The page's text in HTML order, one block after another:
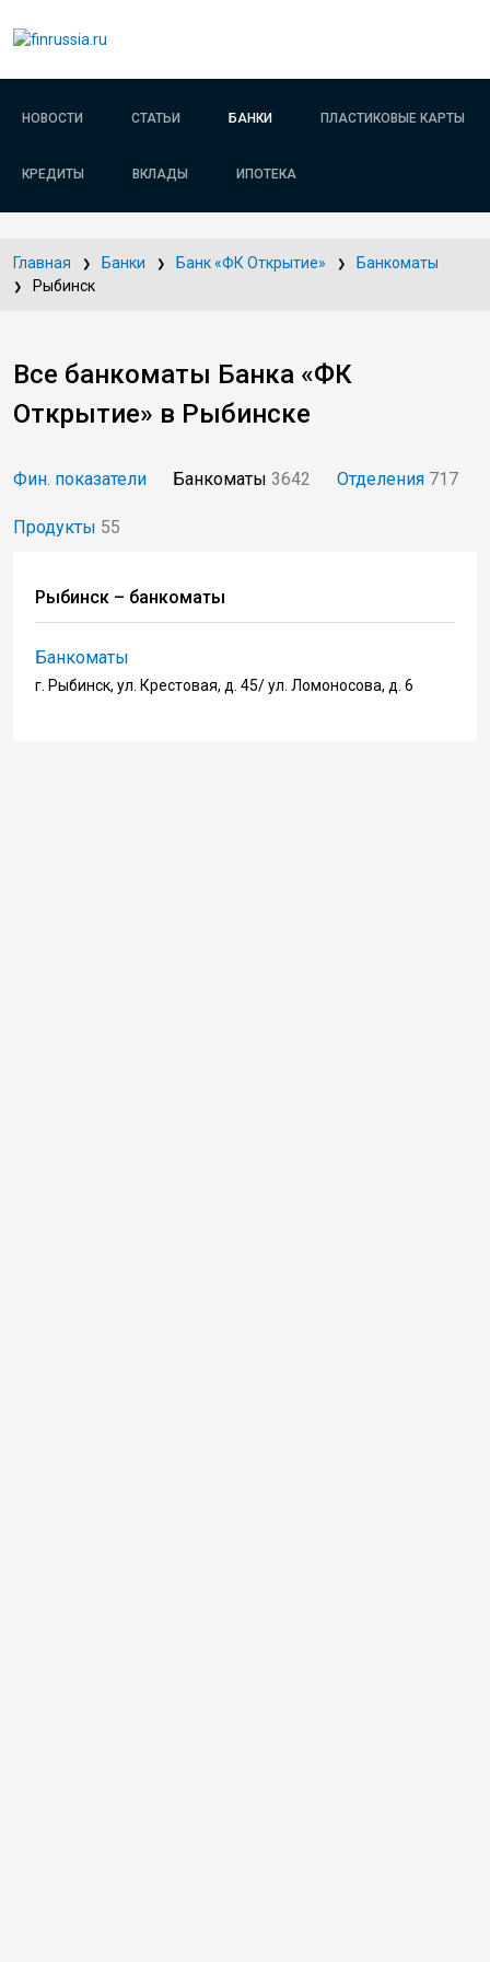
НОВОСТИ СТАТЬИ БАНКИ ПЛАСТИКОВЫЕ КАРТЫ
КРЕДИТЫ ВКЛАДЫ ИПОТЕКА
Главная Банки Банк «ФК Открытие»
Банкоматы
Рыбинск
Все банкоматы Банка «ФК
Открытие» в Рыбинске
Фин. показатели Банкоматы 3642 Отделения 717
Продукты 55
Рыбинск – банкоматы
Банкоматы
г. Рыбинск, ул. Крестовая, д. 45/ ул. Ломоносова, д. 6